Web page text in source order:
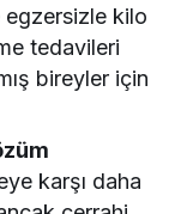
kilo
tedavileri
bireyler için
karşı daha